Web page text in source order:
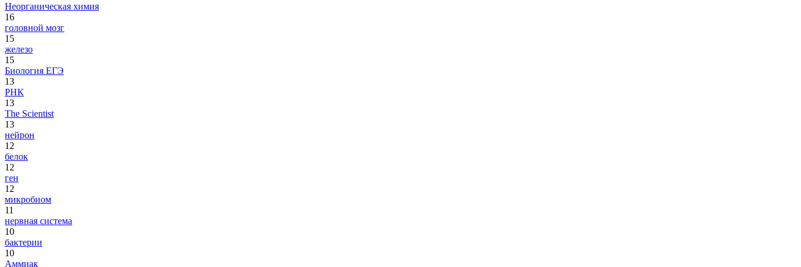
Неорганическая химия
16
головной мозг
15
железо
15
Биология ЕГЭ
13
РНК
13
The Scientist
13
нейрон
12
белок
12
ген
12
микробиом
11
нервная система
10
бактерии
10
Аммиак